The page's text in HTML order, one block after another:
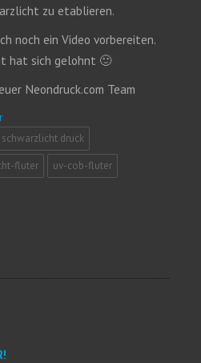
zu etablieren.
noch ein Video vorbereiten.
hat sich gelohnt 🙂
Neondruck.com Team
schwarzlicht druck
fluter
uv-cob-fluter